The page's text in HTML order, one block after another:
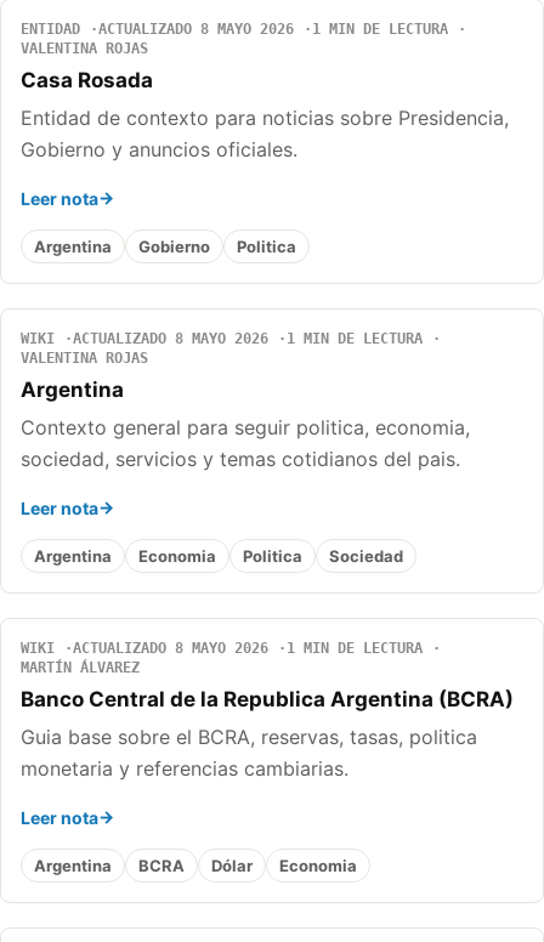
ENTIDAD ACTUALIZADO 8 MAYO 2026
1 MIN DE LECTURA
VALENTINA ROJAS
Casa Rosada
Entidad de contexto para noticias sobre Presidencia,
Gobierno y anuncios oficiales.
Leer nota
Argentina Gobierno Politica
WIKI ACTUALIZADO 8 MAYO 2026
1 MIN DE LECTURA
VALENTINA ROJAS
Argentina
Contexto general para seguir politica, economia,
sociedad, servicios y temas cotidianos del pais.
Leer nota
Argentina Economia Politica Sociedad
WIKI ACTUALIZADO 8 MAYO 2026
1 MIN DE LECTURA
MARTÍN ÁLVAREZ
Banco Central de la Republica Argentina (BCRA)
Guia base sobre el BCRA, reservas, tasas, politica
monetaria y referencias cambiarias.
Leer nota
Argentina BCRA Dólar Economia